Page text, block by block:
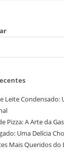
Leite Condensado:
Pizza: A Arte da
Uma Delícia
Mais Queridos do